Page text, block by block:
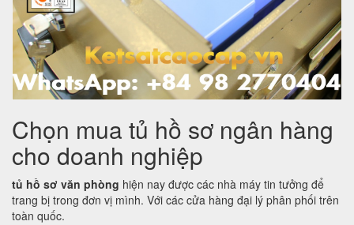
Chọn mua tủ hồ sơ ngân hàng
cho doanh nghiệp
tủ hồ sơ văn phòng hiện nay được các nhà máy tin tưởng để
trang bị trong đơn vị mình. Với các cửa hàng đại lý phân phối trên
toàn quốc.